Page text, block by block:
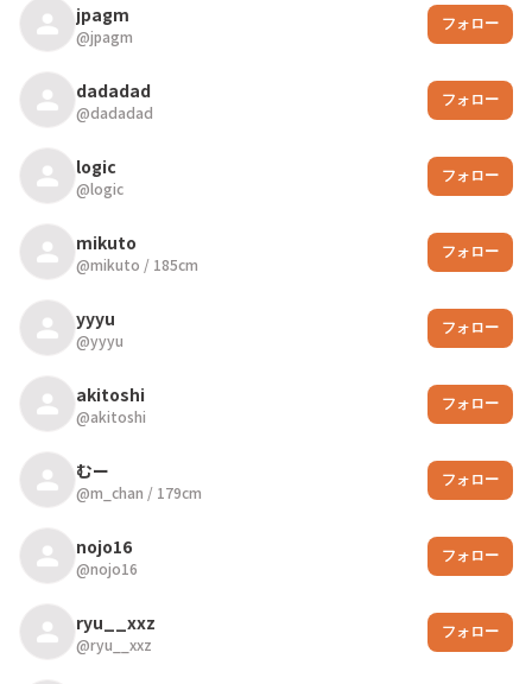
jpagm
@jpagm
フォロー
dadadad
@dadadad
フォロー
logic
@logic
フォロー
mikuto
@mikuto / 185cm
フォロー
yyyu
@yyyu
フォロー
akitoshi
@akitoshi
フォロー
むー
@m_chan / 179cm
フォロー
nojo16
@nojo16
フォロー
ryu__xxz
@ryu__xxz
フォロー